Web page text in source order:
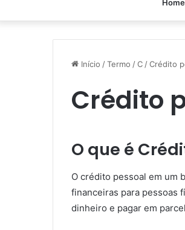
Home
Início /Termo /C /Crédito
Crédito
O que é
O crédito pessoal em um
financeiras para pessoas
dinheiro e pagar em